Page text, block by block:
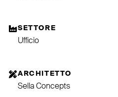
SETTORE
Ufficio
ARCHITETTO
Sella Concepts